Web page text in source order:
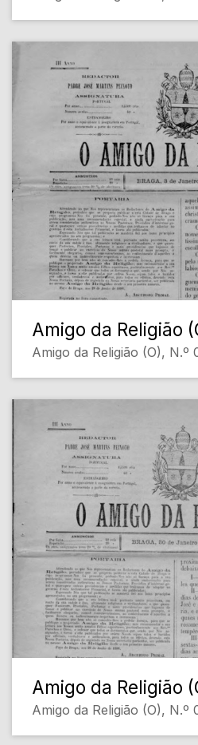
Amigo da Religião
Amigo da Religião (O), N.º
Amigo da Religião
Amigo da Religião (O), N.º